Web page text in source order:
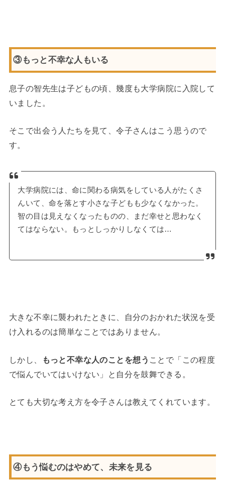
③もっと不幸な人もいる
息子の智先生は子どもの頃、幾度も大学病院に入院して
いました。
そこで出会う人たちを見て、令子さんはこう思うので
す。
大学病院には、命に関わる病気をしている人がたくさ
んいて、命を落とす小さな子どもも少なくなかった。
智の目は見えなくなったものの、まだ幸せと思わなく
てはならない。もっとしっかりしなくては…
大きな不幸に襲われたときに、自分のおかれた状況を受
け入れるのは簡単なことではありません。
しかし、 もっと不幸な人のことを想う ことで「この程度
で悩んでいてはいけない」と自分を鼓舞できる。
とても大切な考え方を令子さんは教えてくれています。
④もう悩むのはやめて、未来を見る